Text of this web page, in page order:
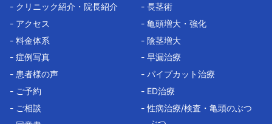
- クリニック紹介・院長紹介
- アクセス
- 料金体系
- 症例写真
- 患者様の声
- ご予約
- ご相談
- 長茎術
- 亀頭増大・強化
- 陰茎増大
- 早漏治療
- パイプカット治療
- ED治療
- 性病治療/検査・亀頭のぶつ